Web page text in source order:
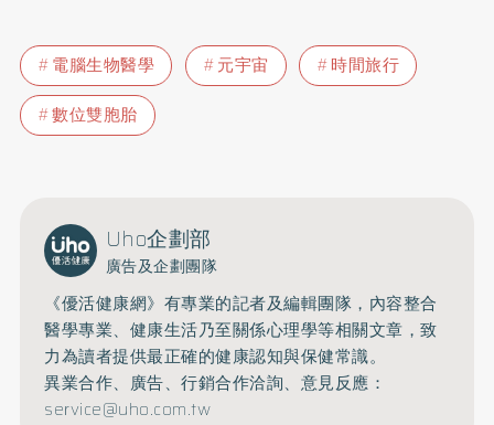
電腦生物醫學 元宇宙
時間旅行
數位雙胞胎
Uho企劃部
廣告及企劃團隊
《優活健康網》有專業的記者及編輯團隊，內容整合
醫學專業、健康生活乃至關係心理學等相關文章，致
力為讀者提供最正確的健康認知與保健常識。
異業合作、廣告、行銷合作洽詢、意見反應：
service@uho.com.tw